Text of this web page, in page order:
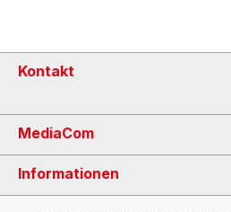
Kontakt
MediaCom
Informationen